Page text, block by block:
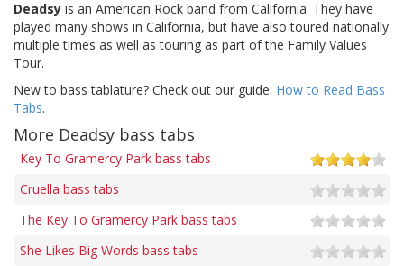
Deadsy is an American Rock band from California. They have
played many shows in California, but have also toured nationally
multiple times as well as touring as part of the Family Values
Tour.
New to bass tablature? Check out our guide: How to Read Bass
Tabs.
More Deadsy bass tabs
Key To Gramercy Park bass tabs
Cruella bass tabs
The Key To Gramercy Park bass tabs
She Likes Big Words bass tabs